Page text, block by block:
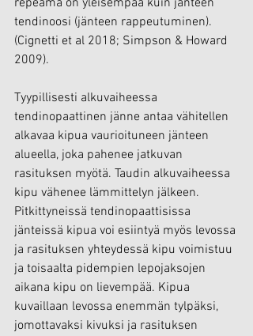
repeämä on yleisempää kuin jänteen
tendinoosi (jänteen rappeutuminen).
(Cignetti et al 2018; Simpson & Howard
2009).
Tyypillisesti alkuvaiheessa
tendinopaattinen jänne antaa vähitellen
alkavaa kipua vaurioituneen jänteen
alueella, joka pahenee jatkuvan
rasituksen myötä. Taudin alkuvaiheessa
kipu vähenee lämmittelyn jälkeen.
Pitkittyneissä tendinopaattisissa
jänteissä kipua voi esiintyä myös levossa
ja rasituksen yhteydessä kipu voimistuu
ja toisaalta pidempien lepojaksojen
aikana kipu on lievempää. Kipua
kuvaillaan levossa enemmän tylpäksi,
jomottavaksi kivuksi ja rasituksen